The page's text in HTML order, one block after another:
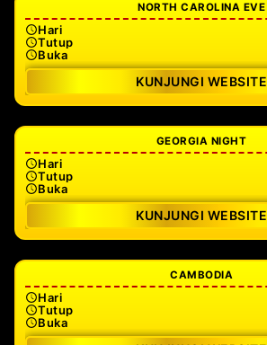
NORTH CAROLINA EVE
Hari
Tutup
Buka
KUNJUNGI WEBSITE
GEORGIA NIGHT
Hari
Tutup
Buka
KUNJUNGI WEBSITE
CAMBODIA
Hari
Tutup
Buka